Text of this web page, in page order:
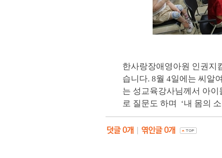
한사랑장애영아원 인권지
습니다. 8월 4일에는 씨알
는 성교육강사님께서 아
로 질문도 하며 ‘내 몸의
덧글0개 엮인글0개